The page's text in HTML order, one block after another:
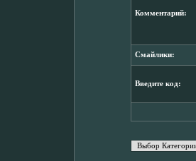
Комментарий:
Смайлики:
Введите код: